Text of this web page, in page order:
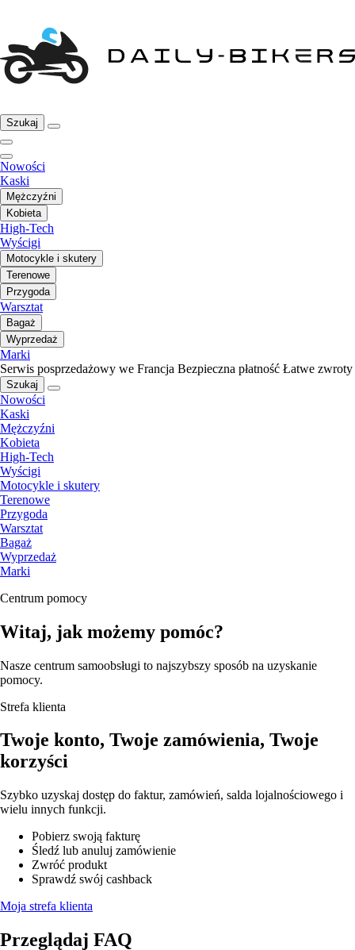
Szukaj
Nowości
Kaski
Mężczyźni
Kobieta
High-Tech
Wyścigi
Motocykle i skutery
Terenowe
Przygoda
Warsztat
Bagaż
Wyprzedaż
Marki
Serwis posprzedażowy we Francja Bezpieczna płatność Łatwe zwroty
Szukaj
Nowości
Kaski
Mężczyźni
Kobieta
High-Tech
Wyścigi
Motocykle i skutery
Terenowe
Przygoda
Warsztat
Bagaż
Wyprzedaż
Marki
Centrum pomocy
Witaj, jak możemy pomóc?
Nasze centrum samoobsługi to najszybszy sposób na uzyskanie
pomocy.
Strefa klienta
Twoje konto, Twoje zamówienia, Twoje
korzyści
Szybko uzyskaj dostęp do faktur, zamówień, salda lojalnościowego i
wielu innych funkcji.
Pobierz swoją fakturę
Śledź lub anuluj zamówienie
Zwróć produkt
Sprawdź swój cashback
Moja strefa klienta
Przeglądaj FAQ